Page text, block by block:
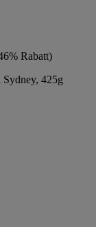
Rabatt)
425g